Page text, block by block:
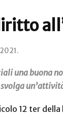
.
una buona
12 ter